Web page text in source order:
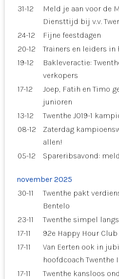
31-12
Meld je aan voor de
Diensttijd bij v.v.
24-12
Fijne feestdagen
20-12
Trainers en leiders in
19-12
Bakleveractie:
verkopers
17-12
Joep, Fatih en Timo
junioren
13-12
Twenthe JO19-1
08-12
Zaterdag
allen!
05-12
Spareribsavond:
november 2025
30-11
Twenthe pakt
Bentelo
23-11
Twenthe simpel
17-11
92e Happy Hour Club
17-11
Van Eerten ook in
hoofdcoach Twenthe I
17-11
Twenthe kansloos